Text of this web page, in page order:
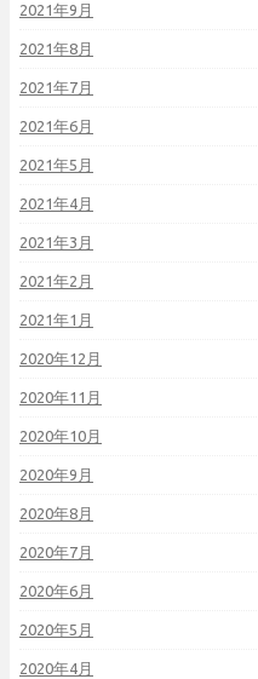
2021年9月
2021年8月
2021年7月
2021年6月
2021年5月
2021年4月
2021年3月
2021年2月
2021年1月
2020年12月
2020年11月
2020年10月
2020年9月
2020年8月
2020年7月
2020年6月
2020年5月
2020年4月